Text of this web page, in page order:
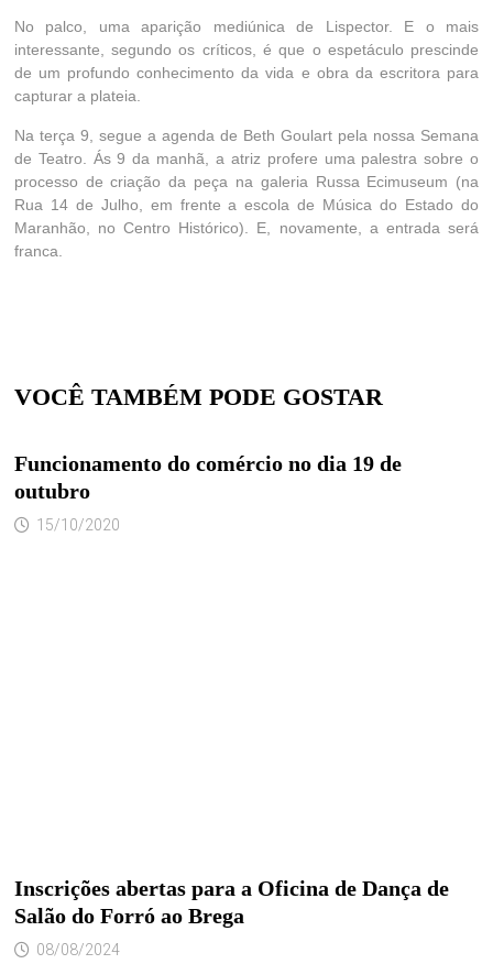
No palco, uma aparição mediúnica de Lispector. E o mais
interessante, segundo os críticos, é que o espetáculo prescinde
de um profundo conhecimento da vida e obra da escritora para
capturar a plateia.
Na terça 9, segue a agenda de Beth Goulart pela nossa Semana
de Teatro. Ás 9 da manhã, a atriz profere uma palestra sobre o
processo de criação da peça na galeria Russa Ecimuseum (na
Rua 14 de Julho, em frente a escola de Música do Estado do
Maranhão, no Centro Histórico). E, novamente, a entrada será
franca.
VOCÊ TAMBÉM PODE GOSTAR
Funcionamento do comércio no dia 19 de
outubro
15/10/2020
Inscrições abertas para a Oficina de Dança de
Salão do Forró ao Brega
08/08/2024